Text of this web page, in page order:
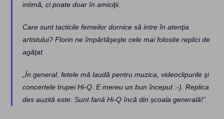
intimă, ci poate doar în amiciţii.
Care sunt tacticile femeilor dornice să intre în atenţia
artistului? Florin ne împărtăşeşte cele mai folosite replici de
agăţat.
„În general, fetele mă laudă pentru muzica, videoclipurile şi
concertele trupei Hi-Q. E mereu un bun început :-). Replica
des auzită este: Sunt fană Hi-Q încă din școala generală!”.